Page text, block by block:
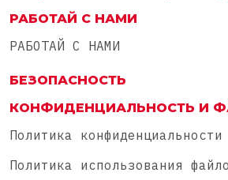
РАБОТАЙ С НАМИ
РАБОТАЙ С НАМИ
БЕЗОПАСНОСТЬ
КОНФИДЕНЦИАЛЬНОСТЬ И
Политика конфиденциальности
Политика использования